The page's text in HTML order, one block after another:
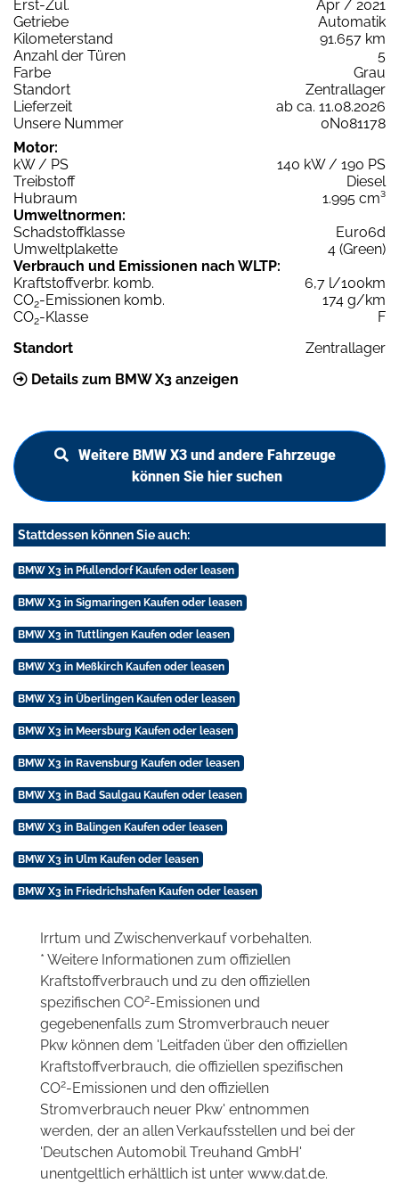
Erst-Zul.
Apr / 2021
Getriebe
Automatik
Kilometerstand
91.657 km
Anzahl der Türen
5
Farbe
Grau
Standort
Zentrallager
Lieferzeit
ab ca. 11.08.2026
Unsere Nummer
0N081178
Motor:
kW / PS
140 kW / 190 PS
Treibstoff
Diesel
Hubraum
1.995 cm³
Umweltnormen:
Schadstoffklasse
Euro6d
Umweltplakette
4 (Green)
Verbrauch und Emissionen nach WLTP:
Kraftstoffverbr. komb.
6,7 l/100km
CO2-Emissionen komb.
174 g/km
CO2-Klasse
F
Standort
Zentrallager
Details zum BMW X3 anzeigen
Weitere BMW X3 und andere Fahrzeuge
können Sie hier suchen
Stattdessen können Sie auch:
BMW X3 in Pfullendorf Kaufen oder leasen
BMW X3 in Sigmaringen Kaufen oder leasen
BMW X3 in Tuttlingen Kaufen oder leasen
BMW X3 in Meßkirch Kaufen oder leasen
BMW X3 in Überlingen Kaufen oder leasen
BMW X3 in Meersburg Kaufen oder leasen
BMW X3 in Ravensburg Kaufen oder leasen
BMW X3 in Bad Saulgau Kaufen oder leasen
BMW X3 in Balingen Kaufen oder leasen
BMW X3 in Ulm Kaufen oder leasen
BMW X3 in Friedrichshafen Kaufen oder leasen
Irrtum und Zwischenverkauf vorbehalten.
* Weitere Informationen zum offiziellen
Kraftstoffverbrauch und zu den offiziellen
spezifischen CO2-Emissionen und
gegebenenfalls zum Stromverbrauch neuer
Pkw können dem 'Leitfaden über den offiziellen
Kraftstoffverbrauch, die offiziellen spezifischen
CO2-Emissionen und den offiziellen
Stromverbrauch neuer Pkw' entnommen
werden, der an allen Verkaufsstellen und bei der
'Deutschen Automobil Treuhand GmbH'
unentgeltlich erhältlich ist unter www.dat.de.